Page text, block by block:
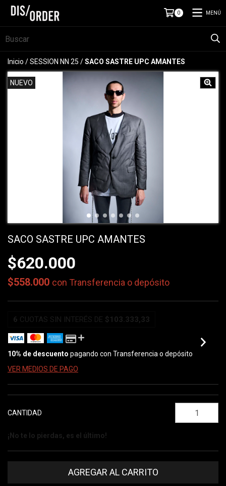
0 MENÚ
Inicio /SESSION NN 25 /SACO SASTRE UPC AMANTES
NUEVO
SACO SASTRE UPC AMANTES
$620.000
$558.000 con Transferencia o depósito
6 CUOTAS SIN INTERÉS DE $103.333,33
10% de descuento pagando con Transferencia o depósito
VER MEDIOS DE PAGO
CANTIDAD
¡No te lo pierdas, es el último!